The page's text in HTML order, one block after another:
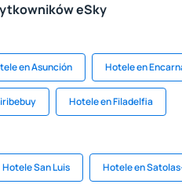
eSky
en Asunción Hotele en
Hotele en Filadelfia
Hotele San Luis Hotele en